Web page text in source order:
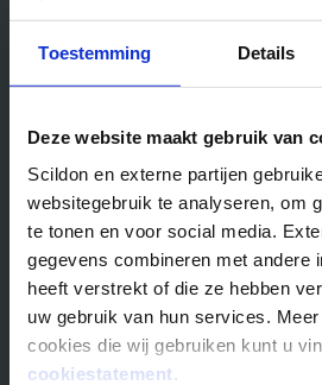
Toestemming Details
Deze website maakt gebruik van
Scildon en externe partijen
websitegebruik te analyseren, om
te tonen en voor social media.
gegevens combineren met andere
heeft verstrekt of die ze hebben
uw gebruik van hun services.
cookies die wij gebruiken kunt u
cookiestatement.
Scildon Lifestyle ORV
Lifestyle Hypotheek ORV
Lifestyle Stoppen met Roken
Scildon Huur ORV
Scildon
Beleggen
Vergelijk beleggingsfondsen